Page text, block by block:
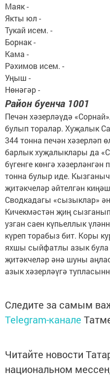
Маяк -
Якты юл -
Тукай исем. -
Борнак -
Кама -
Рәхимов исем. -
Уңыш -
Нөнәгәр -
Район буенча 1001
Печән хәзерләүдә
булып торалар. Хуҗалык
344 тонна печән хәзерләп
барлык хуҗалыклары да
бүгенге көнгә
тонна булыр иде.
җитәкчеләр әйтелгән
Сводкадагы «сызыклар»
Кичекмәстән җиң
узган саен күпьеллык
күреп торабыз бит. Коры
яхшы сыйфатлы азык
җитәкчеләр әнә шуны
азык хәзерләүгә
Следите за самым
Telegram-канале
Читайте новости
национальном